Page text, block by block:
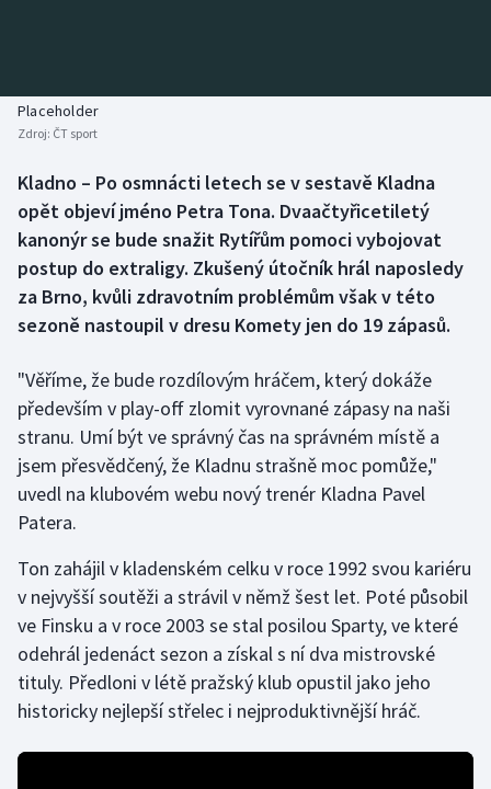
Biatlon
Box
Curling
Dostihy
Florbal
Futsal
Golf
Gymnastika
Házená
Jezdectví
Judo
Aplikace ČT sport
Placeholder
Zdroj: ČT sport
Kladno – Po osmnácti letech se v sestavě Kladna
opět objeví jméno Petra Tona. Dvaačtyřicetiletý
kanonýr se bude snažit Rytířům pomoci vybojovat
postup do extraligy. Zkušený útočník hrál naposledy
za Brno, kvůli zdravotním problémům však v této
sezoně nastoupil v dresu Komety jen do 19 zápasů.
"Věříme, že bude rozdílovým hráčem, který dokáže
především v play-off zlomit vyrovnané zápasy na naši
stranu. Umí být ve správný čas na správném místě a
jsem přesvědčený, že Kladnu strašně moc pomůže,"
uvedl na klubovém webu nový trenér Kladna Pavel
Patera.
Ton zahájil v kladenském celku v roce 1992 svou kariéru
v nejvyšší soutěži a strávil v němž šest let. Poté působil
ve Finsku a v roce 2003 se stal posilou Sparty, ve které
odehrál jedenáct sezon a získal s ní dva mistrovské
tituly. Předloni v létě pražský klub opustil jako jeho
historicky nejlepší střelec i nejproduktivnější hráč.